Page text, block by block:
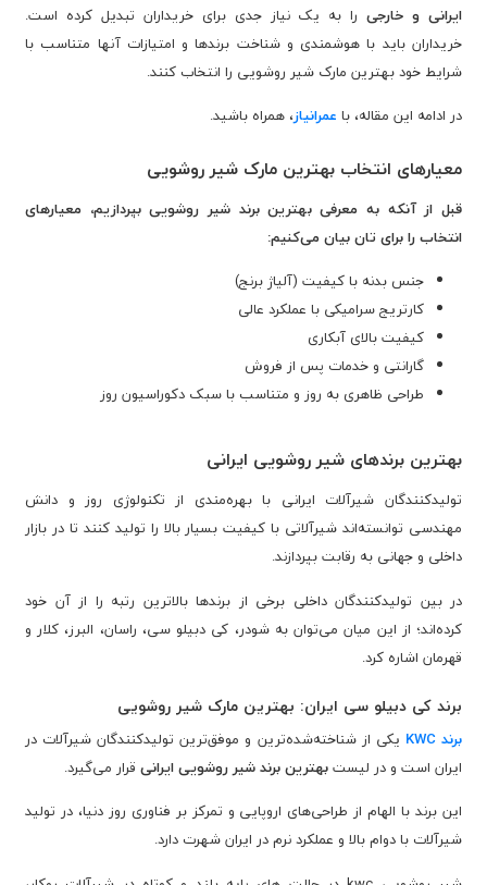
ایرانی و خارجیرا به یک نیاز جدی برای خريداران تبدیل کرده است.
خریداران باید با هوشمندی و شناخت برندها و امتیازات آنها متناسب با
شرایط خود بهترین مارک شیر روشویی را انتخاب کنند.
در ادامه این مقاله، با عمرانیاز، همراه باشید.
معیارهای انتخاب بهترین مارک شیر روشویی
قبل از آنکه به معرفی بهترین برند شیر روشویی بپردازیم، معیارهای
انتخاب را برای تان بیان می‌کنیم:
جنس بدنه با کیفیت (آلیاژ برنج)
کارتریج سرامیکی با عملکرد عالی
کیفیت بالای آبکاری
گارانتی و خدمات پس از فروش
طراحی ظاهری به روز و متناسب با سبک دکوراسیون روز
بهترین برندهای شیر روشویی ایرانی
تولیدکنندگان شیرآلات ایرانی با بهره‌مندی از تکنولوژی روز و دانش
مهندسی توانسته‌اند شیرآلاتی با کیفیت بسیار بالا را تولید کنند تا در بازار
داخلی و جهانی به رقابت بپردازند.
در بین تولیدکنندگان داخلی برخی از برندها بالاترین رتبه را از آن خود
کرده‌اند؛ از این میان می‌توان به شودر، کی دبیلو سی، راسان، البرز، کلار و
قهرمان اشاره کرد.
برند کی دبیلو سی ایران: بهترین مارک شیر روشویی
برند KWC
یکی از شناخته‌شده‌ترین و موفق‌ترین تولیدکنندگان شیرآلات در
ایران است و در لیستبهترین برند شیر روشویی ایرانی قرار می‌گیرد.
این برند با الهام از طراحی‌های اروپایی و تمرکز بر فناوری روز دنیا، در تولید
شیرآلات با دوام بالا و عملکرد نرم در ایران شهرت دارد.